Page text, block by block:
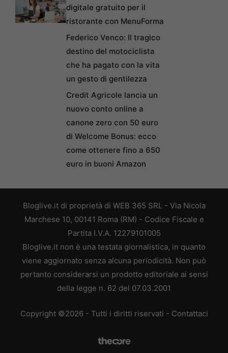
digitale gratuito per il
ristorante con MenuForma
Federico Venco: Il tragico
destino del motociclista
che ha pagato con la vita
un gesto di gentilezza
Credit Agricole lancia un
nuovo conto online a
canone zero con 50 euro
di Welcome Bonus: ecco
come ottenere fino a 650
euro in buoni Amazon
Bloglive.it di proprietà di WEB 365 SRL - Via Nicola
Marchese 10, 00141 Roma (RM) - Codice Fiscale e
Partita I.V.A. 12279101005
Bloglive.it non è una testata giornalistica, in quanto
viene aggiornato senza alcuna periodicità. Non può
pertanto considerarsi un prodotto editoriale ai sensi
della legge n. 62 del 07.03.2001
Copyright ©2026 - Tutti i diritti riservati - Contattaci